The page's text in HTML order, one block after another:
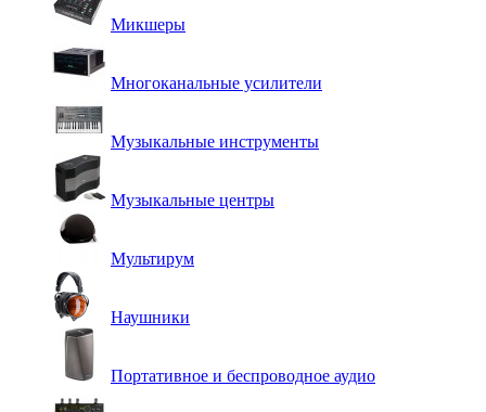
Микшеры
Многоканальные усилители
Музыкальные инструменты
Музыкальные центры
Мультирум
Наушники
Портативное и беспроводное аудио